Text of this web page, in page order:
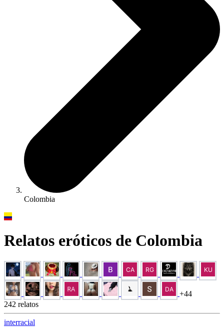
Colombia
Relatos eróticos de Colombia
+44
242 relatos
interracial